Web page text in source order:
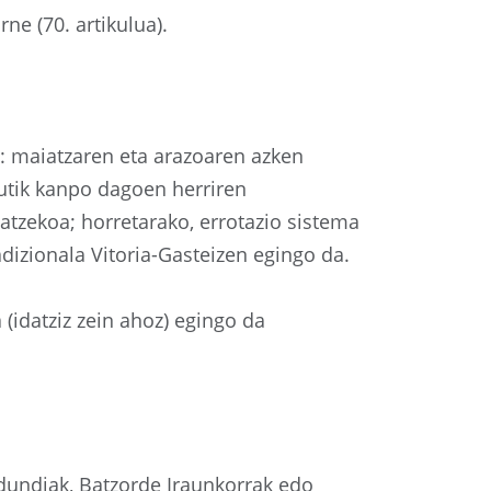
(70. artikulua).
eta arazoaren azken
kanpo dagoen herriren
horretarako, errotazio sistema
Vitoria-Gasteizen egingo da.
zein ahoz) egingo da
Batzorde Iraunkorrak edo